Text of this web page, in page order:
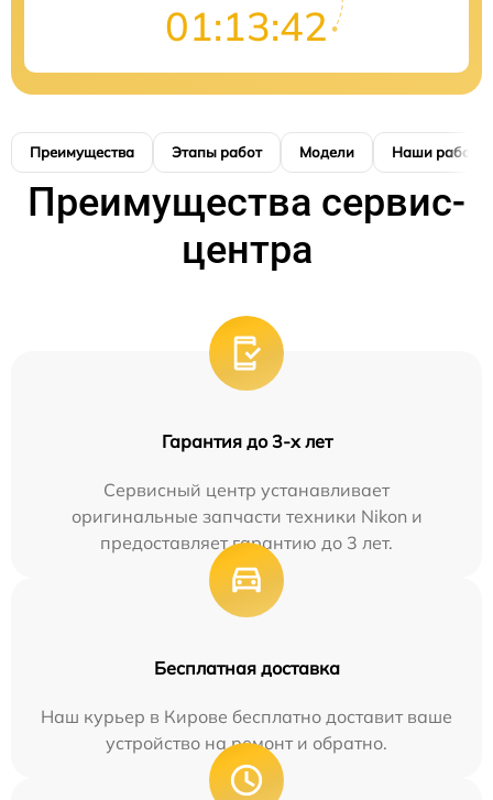
01:13:42
Преимущества Этапы работ Модели Наши работы
Преимущества сервис-
центра
Гарантия до 3-х лет
Сервисный центр устанавливает
оригинальные запчасти техники Nikon и
предоставляет гарантию до 3 лет.
Бесплатная доставка
Наш курьер в Кирове бесплатно доставит ваше
устройство на ремонт и обратно.